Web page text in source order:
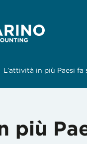
L’attività in più Paesi
più